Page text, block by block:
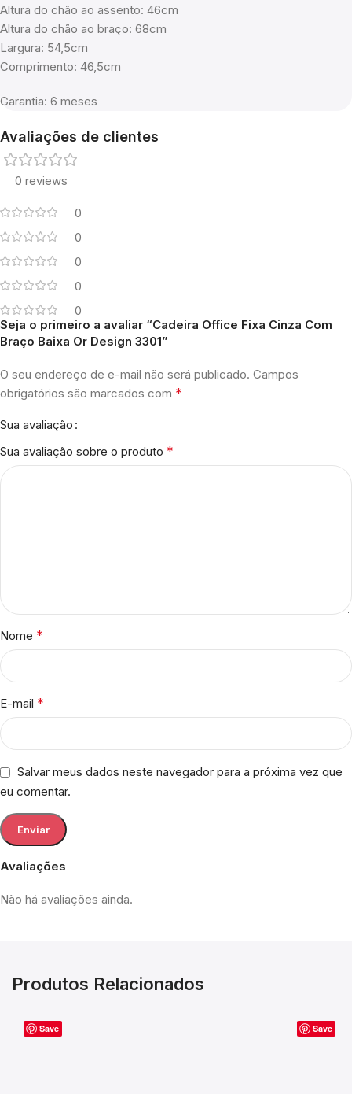
Altura do chão ao assento: 46cm
Altura do chão ao braço: 68cm
Largura: 54,5cm
Comprimento: 46,5cm
Garantia: 6 meses
Avaliações de clientes
0 reviews
0
0
0
0
0
Avaliações
Não há avaliações ainda.
Seja o primeiro a avaliar “Cadeira Office Fixa Cinza Com
Braço Baixa Or Design 3301”
O seu endereço de e-mail não será publicado. Campos
obrigatórios são marcados com *
Sua avaliação
Sua avaliação sobre o produto *
Nome *
E-mail *
Salvar meus dados neste navegador para a próxima vez que
eu comentar.
Produtos Relacionados
Save Save